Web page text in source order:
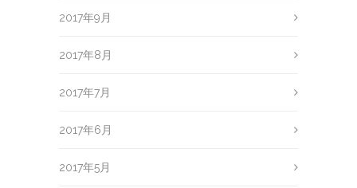
2017年9月
2017年8月
2017年7月
2017年6月
2017年5月